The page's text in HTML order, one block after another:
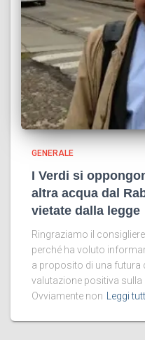
GENERALE
I Verdi si
altra acqua dal
vietate dalla legge
Ringraziamo il
perché ha voluto
a proposito di una futura
valutazione positiva sulla
Ovviamente non
Leggi